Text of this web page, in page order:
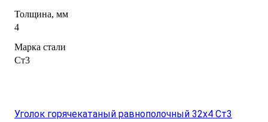
Толщина, мм
4
Марка стали
Ст3
Уголок горячекатаный равнополочный 32х4 Ст3